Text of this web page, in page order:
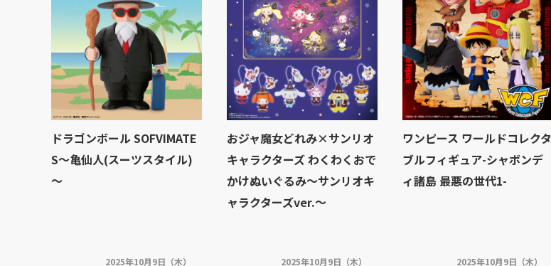
ドラゴンボール SOFVIMATE
S～亀仙人(スーツスタイル)
～
2025年10月9日（木）
おジャ魔女どれみ×サンリオ
キャラクターズ わくわくおで
かけぬいぐるみ～サンリオキ
ャラクターズver.～
2025年10月9日（木）
ワンピース ワールドコレクタ
ブルフィギュア-シャボンデ
ィ諸島 最悪の世代1-
2025年10月9日（木）